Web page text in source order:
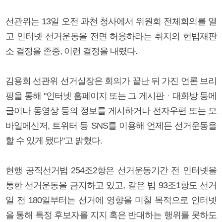
선관위는 13일 오전 과천 청사에서 위원회 전체회의를 열
고 인터넷 선거운동을 전면 허용하라는 취지의 헌법재판
소 결정을 존중, 이런 결정을 내렸다.
김용희 선관위 선거실장은 회의가 끝난 뒤 가진 언론 브리
핑을 통해 "인터넷 홈페이지 또는 그 게시판ㆍ대화방 등에
글이나 동영상 등의 정보를 게시하거나 전자우편 또는 모
바일메신저, 트위터 등 SNS를 이용해 언제든 선거운동을
할 수 있게 됐다"고 밝혔다.
현행 공직선거법 254조2항은 선거운동기간 전 인터넷을
통한 선거운동을 금지하고 있고, 같은 법 93조1항도 선거
일 전 180일부터는 선거에 영향을 미칠 목적으로 인터넷
을 통해 특정 후보자를 지지 혹은 반대하는 행위를 못하도